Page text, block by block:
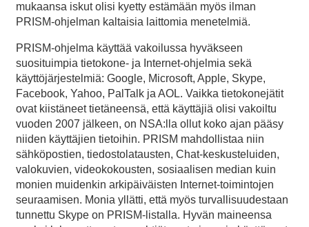
mukaansa iskut olisi kyetty estämään myös ilman
PRISM-ohjelman kaltaisia laittomia menetelmiä.
PRISM-ohjelma käyttää vakoilussa hyväkseen
suosituimpia tietokone- ja Internet-ohjelmia sekä
käyttöjärjestelmiä: Google, Microsoft, Apple, Skype,
Facebook, Yahoo, PalTalk ja AOL. Vaikka tietokonejätit
ovat kiistäneet tietäneensä, että käyttäjiä olisi vakoiltu
vuoden 2007 jälkeen, on NSA:lla ollut koko ajan pääsy
niiden käyttäjien tietoihin. PRISM mahdollistaa niin
sähköpostien, tiedostolatausten, Chat-keskusteluiden,
valokuvien, videokokousten, sosiaalisen median kuin
monien muidenkin arkipäiväisten Internet-toimintojen
seuraamisen. Monia yllätti, että myös turvallisuudestaan
tunnettu Skype on PRISM-listalla. Hyvän maineensa